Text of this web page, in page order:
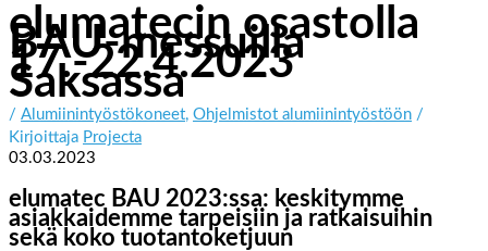
elumatecin osastolla
BAU-messuilla
17.-22.4.2023
Saksassa
/ Alumiinintyöstökoneet, Ohjelmistot alumiinintyöstöön /
Kirjoittaja Projecta
03.03.2023
elumatec BAU 2023:ssa: keskitymme
asiakkaidemme tarpeisiin ja ratkaisuihin
sekä koko tuotantoketjuun